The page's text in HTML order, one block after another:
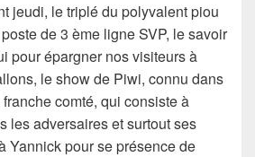
jeudi, le triplé du polyvalent piou
de 3 ème ligne SVP, le savoir
pour épargner nos visiteurs à
le show de Piwi, connu dans
comté, qui consiste à
les adversaires et surtout ses
pour se présence de